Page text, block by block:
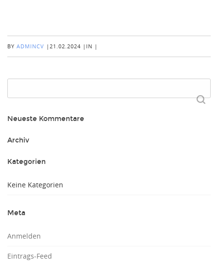
BY ADMINCV | 21.02.2024 | IN |
nach:
Neueste Kommentare
Archiv
Kategorien
Keine Kategorien
Meta
Anmelden
Eintrags-Feed